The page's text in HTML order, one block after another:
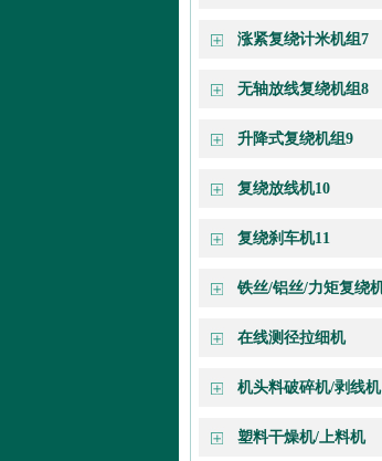
涨紧复绕计米机组7
无轴放线复绕机组8
升降式复绕机组9
复绕放线机10
复绕刹车机11
铁丝/铝丝/力矩复绕
在线测径拉细机
机头料破碎机/剥线机
塑料干燥机/上料机